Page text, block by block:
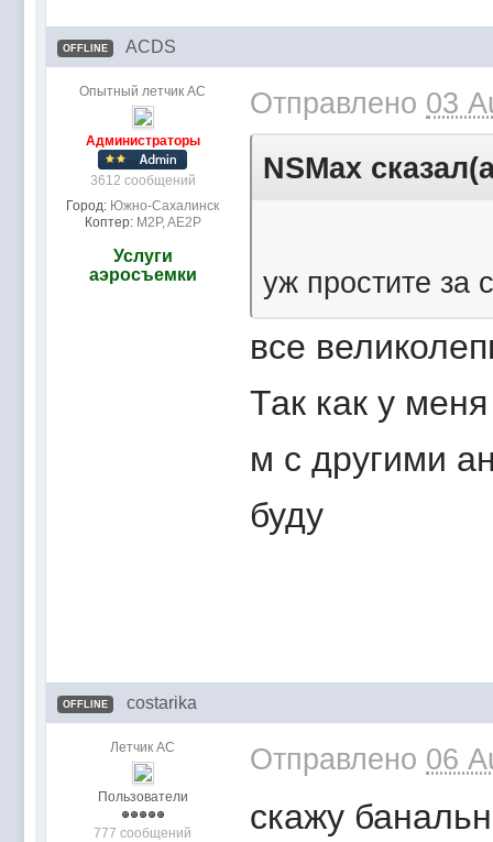
OFFLINE ACDS
Опытный летчик АС
Администраторы
3612 сообщений
Город: Южно-Сахалинск
Коптер: M2P, AE2P
Услуги
аэросъемки
Отправлено 03
NSMax
уж простите за
все
Так как у
м с другими
буду
OFFLINE costarika
Летчик АС
Пользователи
777 сообщений
Отправлено 06
скажу